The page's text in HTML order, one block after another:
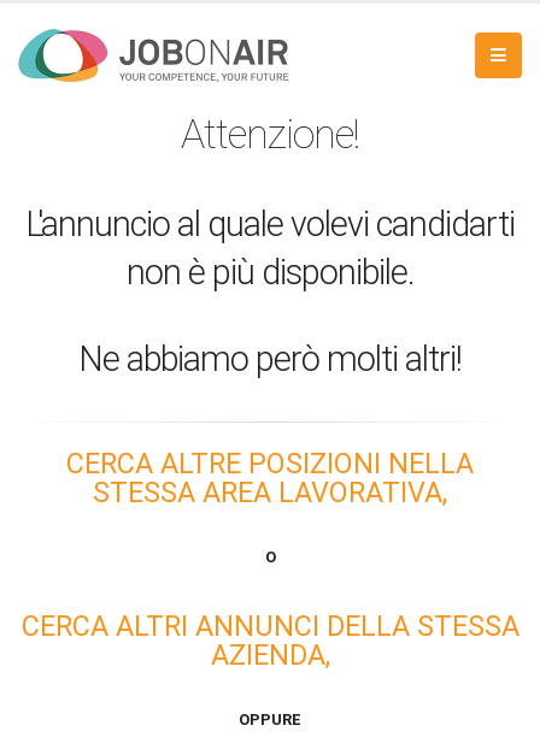
Attenzione!
L'annuncio al quale volevi candidarti
non è più disponibile.
Ne abbiamo però molti altri!
CERCA ALTRE POSIZIONI NELLA
STESSA AREA LAVORATIVA,
O
CERCA ALTRI ANNUNCI DELLA STESSA
AZIENDA,
OPPURE